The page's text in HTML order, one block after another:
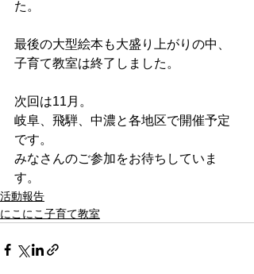
た。
最後の大型絵本も大盛り上がりの中、
子育て教室は終了しました。
次回は11月。
岐阜、飛騨、中濃と各地区で開催予定
です。
みなさんのご参加をお待ちしていま
す。
活動報告
にこにこ子育て教室